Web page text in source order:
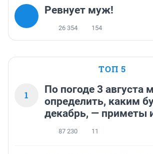
Ревнует муж!
26 354 154
ТОП 5
1
По погоде 3 августа
определить, каким
декабрь, — приметы
87 230 11